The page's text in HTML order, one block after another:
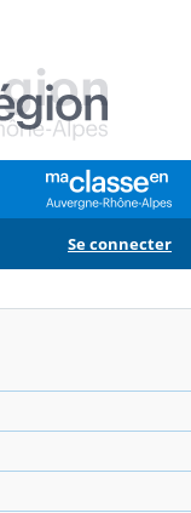
Se connecter